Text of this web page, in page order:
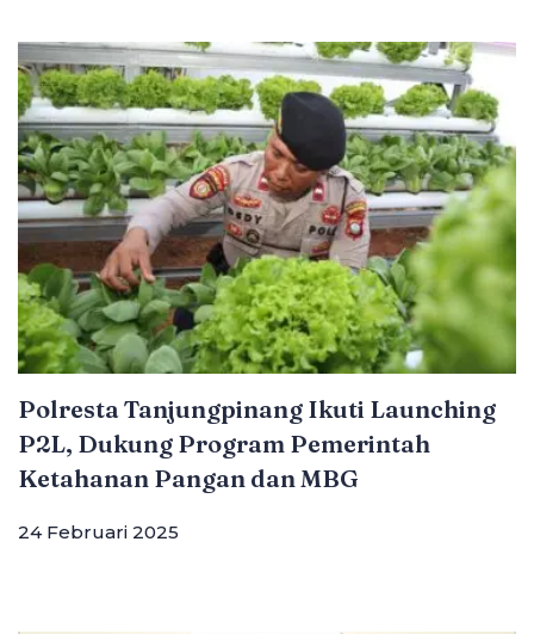
Polresta Tanjungpinang Ikuti Launching
P2L, Dukung Program Pemerintah
Ketahanan Pangan dan MBG
24 Februari 2025